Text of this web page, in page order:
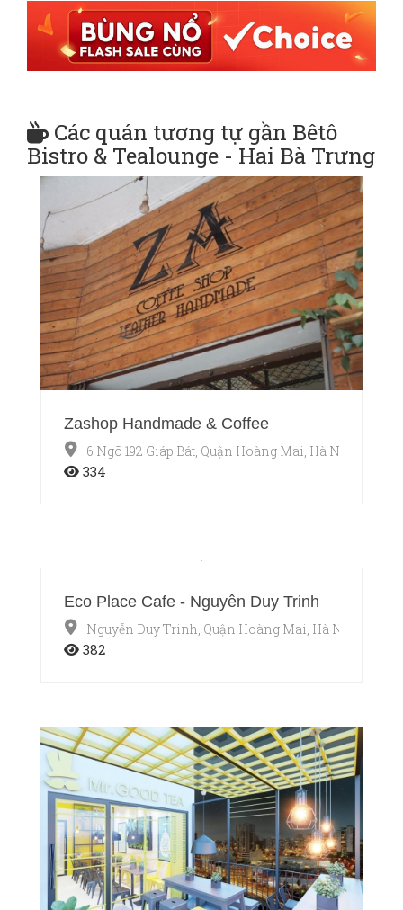
Các quán tương tự gần Bêtô
Bistro & Tealounge - Hai Bà Trưng
Zashop Handmade & Coffee
6 Ngõ 192 Giáp Bát, Quận Hoàng Mai, Hà Nội
334
Eco Place Cafe - Nguyễn Duy Trinh
Nguyễn Duy Trinh, Quận Hoàng Mai, Hà Nội
382